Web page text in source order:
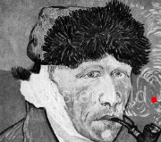
Granger Collection